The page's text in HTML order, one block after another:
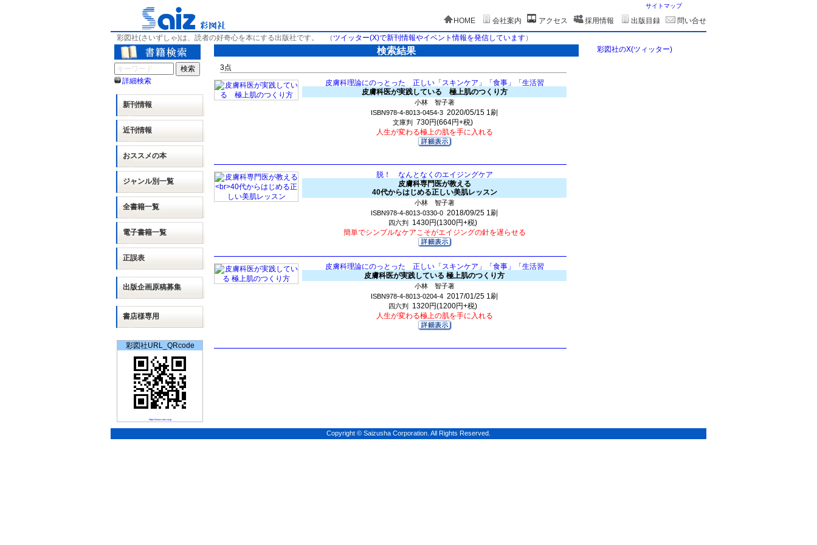
サイトマップ
HOME 会社案内 アクセス 採用情報 出版目録
問い合せ
彩図社(さいずしゃ)は、読者の好奇心を本にする出版社です。
（ ツイッター(X)で新刊情報やイベント情報を発信しています）
詳細検索
新刊情報
近刊情報
おススメの本
ジャンル別一覧
全書籍一覧
電子書籍一覧
正誤表
出版企画原稿募集
書店様専用
彩図社URL_QRcode
https://www.saiz.co.jp
検索結果
3点
皮膚科理論にのっとった 正しい「スキンケア」「食事」「生活習
皮膚科医が実践している 極上肌のつくり方
小林 智子著
ISBN978-4-8013-0454-3 2020/05/15 1刷
文庫判 730円(664円+税)
人生が変わる極上の肌を手に入れる
脱！ なんとなくのエイジングケア
皮膚科専門医が教える
40代からはじめる正しい美肌レッスン
小林 智子著
ISBN978-4-8013-0330-0 2018/09/25 1刷
四六判
1430円(1300円+税)
簡単でシンプルなケアこそがエイジングの針を遅らせる
皮膚科理論にのっとった 正しい「スキンケア」「食事」「生活習
皮膚科医が実践している 極上肌のつくり方
小林 智子著
ISBN978-4-8013-0204-4 2017/01/25 1刷
四六判
1320円(1200円+税)
人生が変わる極上の肌を手に入れる
彩図社のX(ツィッター)
Copyright © Saizusha Corporation. All Rights Reserved.